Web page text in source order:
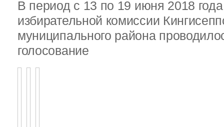
В период с 13 по 19 июня 2018
избирательной комиссии
муниципального района
голосование